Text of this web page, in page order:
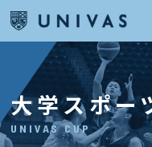
大学スポー
UNIVAS CUP